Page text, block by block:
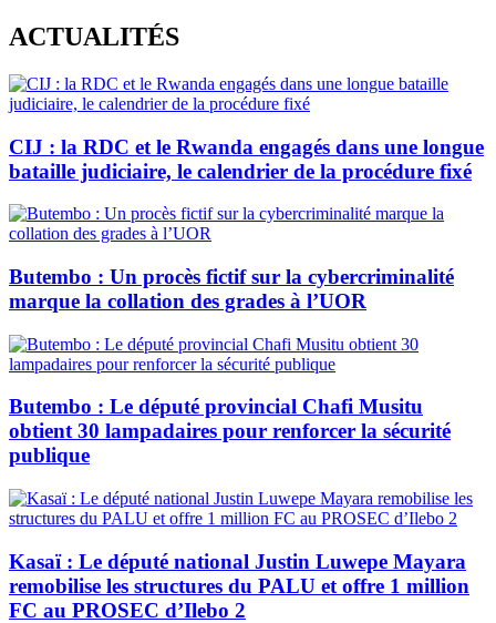
Skip
to
content
ACTUALITÉS
CIJ : la RDC et le Rwanda engagés dans une longue
bataille judiciaire, le calendrier de la procédure fixé
Butembo : Un procès fictif sur la cybercriminalité
marque la collation des grades à l’UOR
Butembo : Le député provincial Chafi Musitu
obtient 30 lampadaires pour renforcer la sécurité
publique
Kasaï : Le député national Justin Luwepe Mayara
remobilise les structures du PALU et offre 1 million
FC au PROSEC d’Ilebo 2